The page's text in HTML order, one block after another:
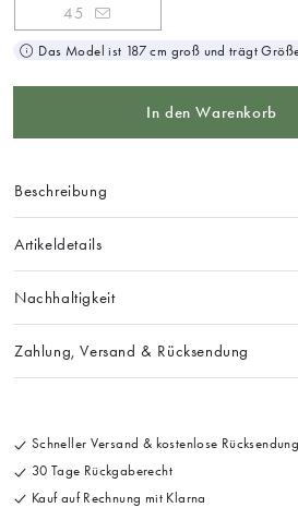
45
Das Model ist 187 cm groß und trägt
In den Warenkorb
Beschreibung
Artikeldetails
Nachhaltigkeit
Zahlung, Versand & Rücksendung
Schneller Versand & kostenlose Rücksendung
30 Tage Rückgaberecht
Kauf auf Rechnung mit Klarna